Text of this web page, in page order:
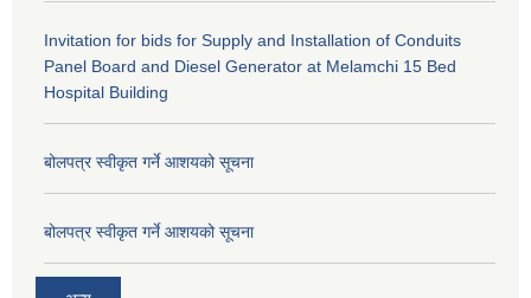
Invitation for bids for Supply and Installation of Conduits
Panel Board and Diesel Generator at Melamchi 15 Bed
Hospital Building
बोलपत्र स्वीकृत गर्ने आशयको सूचना
बोलपत्र स्वीकृत गर्ने आशयको सूचना